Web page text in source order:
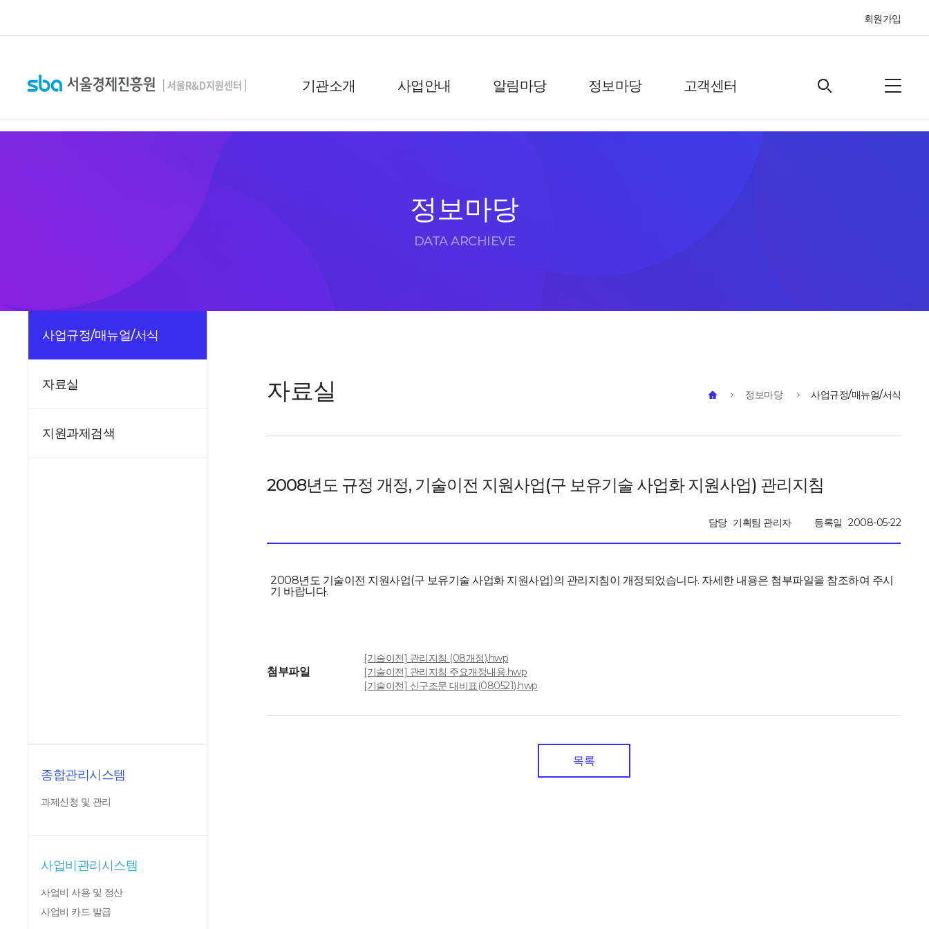
회원가입
기관소개 사업안내 알림마당 정보마당 고객센터
정보마당
DATA ARCHIEVE
사업규정/매뉴얼/서식
자료실
지원과제검색
종합관리시스템
과제신청 및 관리
사업비관리시스템
사업비 사용 및 정산
사업비 카드 발급
자료실 정보마당 사업규정/매뉴얼/서식
2008년도 규정 개정, 기술이전 지원사업(구 보유기술 사업화 지원사업) 관리지침
담당 기획팀 관리자 등록일 2008-05-22
2008년도 기술이전 지원사업(구 보유기술 사업화 지원사업)의 관리지침이 개정되었습니다. 자세한 내용은 첨부파일을 참조하여 주시
기 바랍니다.
첨부파일
[기술이전] 관리지침 (08개정).hwp
[기술이전] 관리지침 주요개정내용.hwp
[기술이전] 신구조문 대비표(080521).hwp
목록